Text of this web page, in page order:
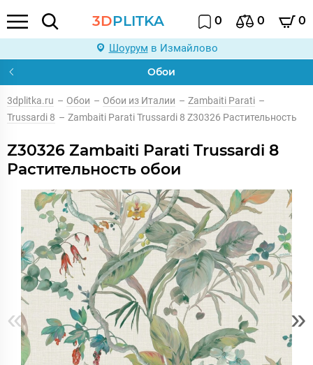
3DPLITKA 0 0 0
Шоурум в Измайлово
Обои
3dplitka.ru – Обои – Обои из Италии – Zambaiti Parati –
Trussardi 8 – Zambaiti Parati Trussardi 8 Z30326 Растительность
Z30326 Zambaiti Parati Trussardi 8
Растительность обои
« »